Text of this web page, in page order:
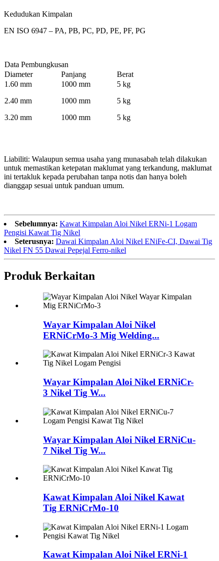
Kedudukan Kimpalan
EN ISO 6947 – PA, PB, PC, PD, PE, PF, PG
Data Pembungkusan
Diameter
Panjang
Berat
1.60 mm
2.40 mm
3.20 mm
1000 mm
1000 mm
1000 mm
5 kg
5 kg
5 kg
Liabiliti: Walaupun semua usaha yang munasabah telah dilakukan
untuk memastikan ketepatan maklumat yang terkandung, maklumat
ini tertakluk kepada perubahan tanpa notis dan hanya boleh
dianggap sesuai untuk panduan umum.
Sebelumnya: Kawat Kimpalan Aloi Nikel ERNi-1 Logam
Pengisi Kawat Tig Nikel
Seterusnya: Dawai Kimpalan Aloi Nikel ENiFe-CI, Dawai Tig
Nikel FN 55 Dawai Pepejal Ferro-nikel
Produk Berkaitan
Wayar Kimpalan Aloi Nikel
ERNiCrMo-3 Mig Welding...
Wayar Kimpalan Aloi Nikel ERNiCr-
3 Nikel Tig W...
Wayar Kimpalan Aloi Nikel ERNiCu-
7 Nikel Tig W...
Kawat Kimpalan Aloi Nikel Kawat
Tig ERNiCrMo-10
Kawat Kimpalan Aloi Nikel ERNi-1